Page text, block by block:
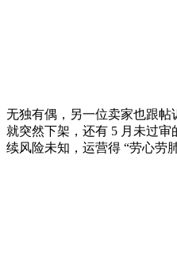
无独有偶，另一位卖家也跟
就突然下架，还有 5 月未过
续风险未知，运营得 “劳心劳肺